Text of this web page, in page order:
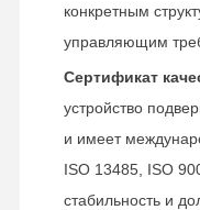
конкретным
управляющим
Сертификат
устройство
и имеет
ISO 13485, ISO
стабильность и